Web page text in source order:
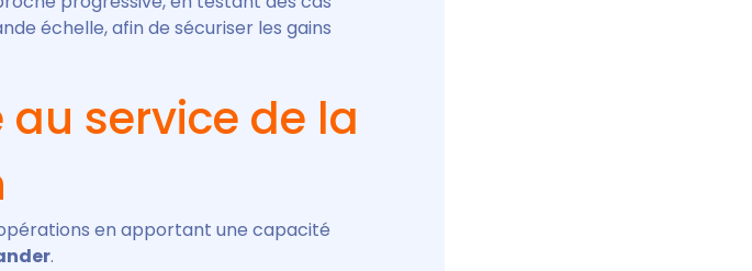
échelle, afin de sécuriser les gains
au service de la
en apportant une capacité
.